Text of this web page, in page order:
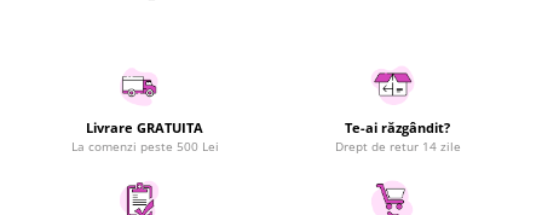
Wearable & Gadgeturi
Electrocasnice & Climatizare
Accesorii si piese masini spalat
Accesorii si piese masini spalat
Livrare GRATUITA
La comenzi peste 500 Lei
Te-ai răzgândit?
Drept de retur 14 zile